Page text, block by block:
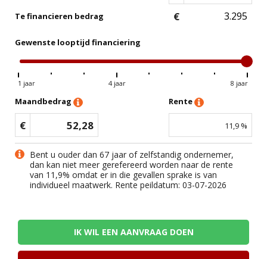
Te financieren bedrag €
Gewenste looptijd financiering
1 jaar 4 jaar 8 jaar
Maandbedrag
€ 52,28
Rente
11,9 %
Bent u ouder dan 67 jaar of zelfstandig ondernemer,
dan kan niet meer gerefereerd worden naar de rente
van 11,9% omdat er in die gevallen sprake is van
individueel maatwerk. Rente peildatum: 03-07-2026
IK WIL EEN AANVRAAG DOEN